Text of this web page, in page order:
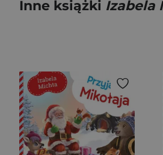
Inne książki Izabela